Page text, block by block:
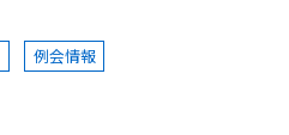
例会情報